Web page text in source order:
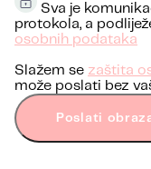
Sva je
protokola, a
osobnih podataka
Slažem se zaštita
može poslati bez
Poslati